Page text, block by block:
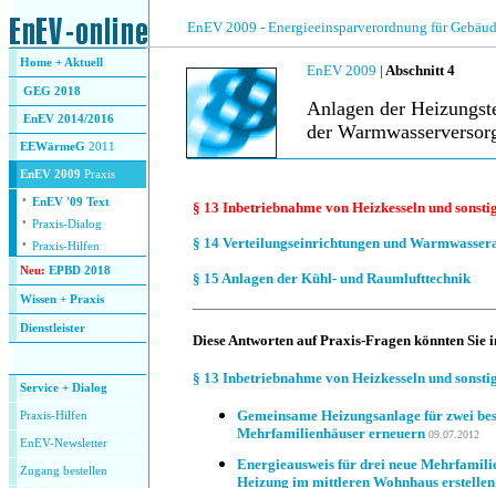
EnEV 2009 - Energieeinsparverordnung für
Home + Aktuell
GEG 2018
EnEV 2014/2016
EEWärmeG 2011
EnEV 2009 Praxis
· EnEV '09 Text
· Praxis-Dialog
· Praxis-Hilfen
Neu: EPBD 2018
Wissen + Praxis
Dienstleister
Service + Dialog
Praxis-Hilfen
EnEV-Newsletter
Zugang bestellen
EnEV 2009 | Abschnitt 4
Anlagen der
der
§ 13 Inbetriebnahme von Heizkesseln und
§ 14 Verteilungseinrichtungen und
§ 15 Anlagen der Kühl- und Raumlufttechnik
Diese Antworten auf Praxis-Fragen könnten Sie
§ 13 Inbetriebnahme von Heizkesseln und
Gemeinsame Heizungsanlage für zwei
Mehrfamilienhäuser erneuern 09.07.2012
Energieausweis für drei neue
Heizung im mittleren Wohnhaus erstellen